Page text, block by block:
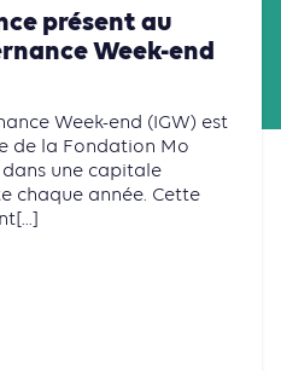
présent au
Week-end
Week-end (IGW) est
de la Fondation Mo
dans une capitale
chaque année. Cette